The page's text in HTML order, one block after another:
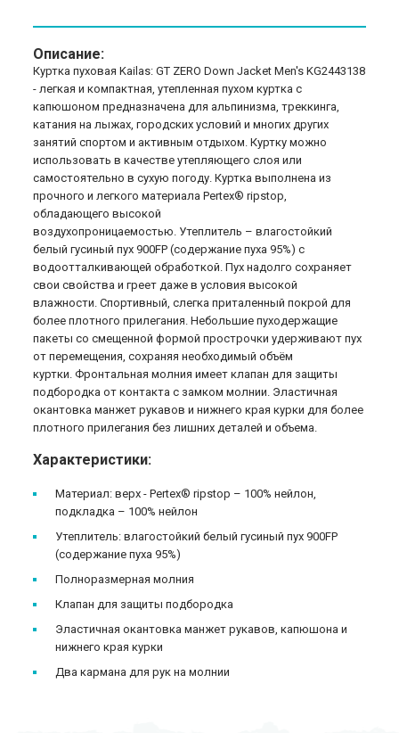
Описание:
Куртка пуховая Kailas: GT ZERO Down Jacket Men's KG2443138
- легкая и компактная, утепленная пухом куртка с
капюшоном предназначена для альпинизма, треккинга,
катания на лыжах, городских условий и многих других
занятий спортом и активным отдыхом. Куртку можно
использовать в качестве утепляющего слоя или
самостоятельно в сухую погоду. Куртка выполнена из
прочного и легкого материала Pertex® ripstop,
обладающего высокой
воздухопроницаемостью. Утеплитель – влагостойкий
белый гусиный пух 900FP (содержание пуха 95%) с
водоотталкивающей обработкой. Пух надолго сохраняет
свои свойства и греет даже в условия высокой
влажности. Спортивный, слегка приталенный покрой для
более плотного прилегания. Небольшие пуходержащие
пакеты со смещенной формой прострочки удерживают пух
от перемещения, сохраняя необходимый объём
куртки. Фронтальная молния имеет клапан для защиты
подбородка от контакта с замком молнии. Эластичная
окантовка манжет рукавов и нижнего края курки для более
плотного прилегания без лишних деталей и объема.
Характеристики:
Материал: верх - Pertex® ripstop – 100% нейлон,
подкладка – 100% нейлон
Утеплитель: влагостойкий белый гусиный пух 900FP
(содержание пуха 95%)
Полноразмерная молния
Клапан для защиты подбородка
Эластичная окантовка манжет рукавов, капюшона и
нижнего края курки
Два кармана для рук на молнии